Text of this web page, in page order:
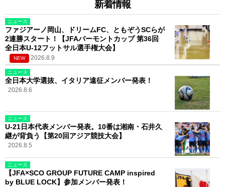
新着情報
ニュース
ファジアーノ岡山、ドリームFC、ともぞうSCらが
2連勝スタート！【JFAバーモントカップ 第36回
全日本U-12フットサル選手権大会】
NEW 2026.8.9
ニュース
全日本大学選抜、イタリア遠征メンバー発表！
2026.8.6
ニュース
U-21日本代表メンバー発表。10番は湘南・石井久
継が背負う【第20回アジア競技大会】
2026.8.5
ニュース
【JFA×SCO GROUP FUTURE CAMP inspired
by BLUE LOCK】参加メンバー発表！